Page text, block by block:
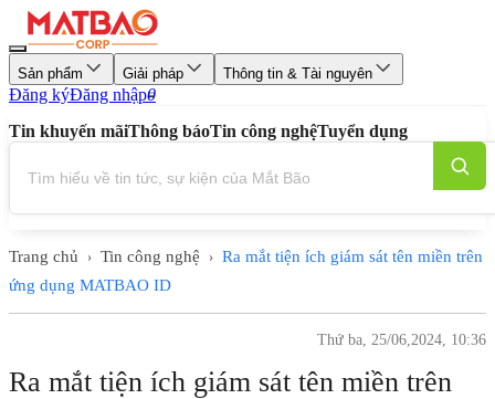
Sản phẩm Giải pháp Thông tin & Tài nguyên
Đăng kýĐăng nhập0
Tin khuyến mãiThông báoTin công nghệTuyển dụng
Trang chủ › Tin công nghệ › Ra mắt tiện ích giám sát tên miền trên
ứng dụng MATBAO ID
Thứ ba, 25/06,2024, 10:36
Ra mắt tiện ích giám sát tên miền trên